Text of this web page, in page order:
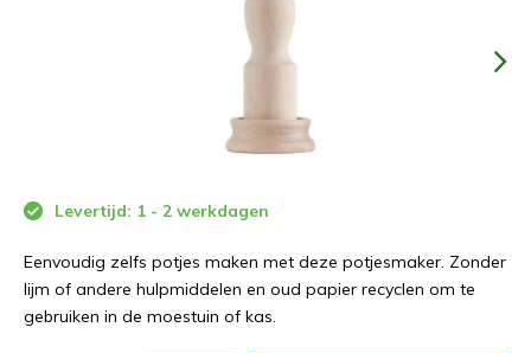
Levertijd: 1 - 2 werkdagen
Eenvoudig zelfs potjes maken met deze potjesmaker. Zonder
lijm of andere hulpmiddelen en oud papier recyclen om te
gebruiken in de moestuin of kas.